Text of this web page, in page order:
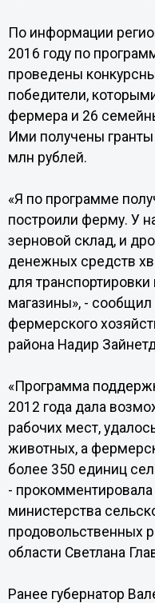
По информации
2016 году по
проведены
победители,
фермера и 26
Ими получены
млн рублей.
«Я по программе
построили ферму. У
зерновой склад, и
денежных средств
для
магазины», -
фермерского
района Надир
«Программа
2012 года дала
рабочих мест,
животных, а
более 350 единиц
- прокомментировала
министерства
продовольственных
области Светлана
Ранее губернатор